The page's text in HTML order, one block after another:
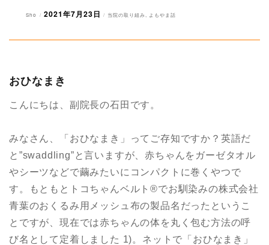
投
Sho
投
2021年7月23日
カ
当院の取り組み よもやま話
おひなまき
こんにちは、副院長の石田です。
みなさん、「おひなまき」ってご存知ですか？英語だ
と”swaddling”と言いますが、赤ちゃんをガーゼタオル
やシーツなどで繭みたいにコンパクトに巻くやつで
す。もともとトコちゃんベルト®︎でお馴染みの株式会社
青葉のおくるみ用メッシュ布の製品名だったというこ
とですが、現在では赤ちゃんの体を丸く包む方法の呼
び名として定着しました 1)。ネットで「おひなまき」